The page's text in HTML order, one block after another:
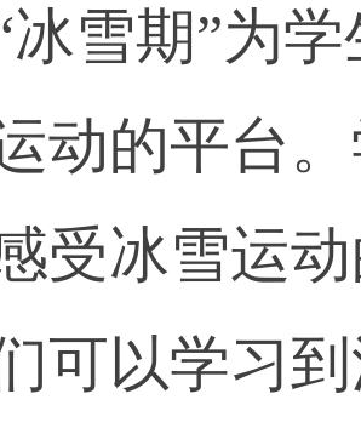
冰雪期”为
动的平台
受冰雪运
可以学习